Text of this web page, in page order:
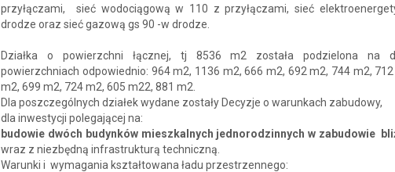
przyłączami, sieć wodociągową w 110 z przyłączami, sieć
drodze oraz sieć gazową gs 90 -w drodze.
Działka o powierzchni łącznej, tj 8536 m2 została podzielona na
powierzchniach odpowiednio: 964 m2, 1136 m2, 666 m2, 692 m2, 744 m2,
m2, 699 m2, 724 m2, 605 m22, 881 m2.
Dla poszczególnych działek wydane zostały Decyzje o warunkach zabudowy,
dla inwestycji polegającej na:
budowie dwóch budynków mieszkalnych jednorodzinnych w zabudowie
wraz z niezbędną infrastrukturą techniczną.
Warunki i wymagania kształtowana ładu przestrzennego: